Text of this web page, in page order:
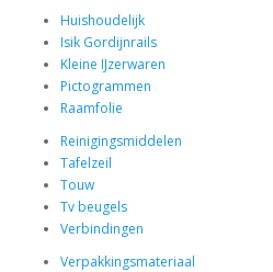
Huishoudelijk
Isik Gordijnrails
Kleine IJzerwaren
Pictogrammen
Raamfolie
Reinigingsmiddelen
Tafelzeil
Touw
Tv beugels
Verbindingen
Verpakkingsmateriaal